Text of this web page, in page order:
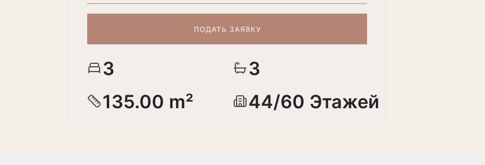
ПОДАТЬ ЗАЯВКУ
3
3
135.00 m²
44/60 Этажей